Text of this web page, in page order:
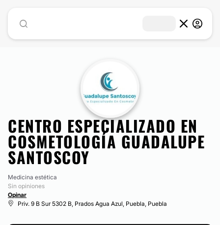
CENTRO ESPECIALIZADO EN
COSMETOLOGÍA GUADALUPE
SANTOSCOY
Medicina estética
Sin opiniones
Opinar
Priv. 9 B Sur 5302 B, Prados Agua Azul, Puebla, Puebla